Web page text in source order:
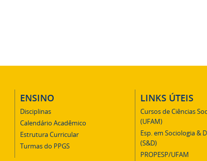
ENSINO
Disciplinas
Calendário Acadêmico
Estrutura Curricular
Turmas do PPGS
LINKS ÚTEIS
Cursos de Ciências
(UFAM)
Esp. em Sociologia &
(S&D)
PROPESP/UFAM